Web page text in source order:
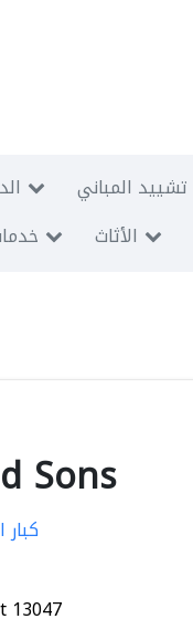
تشييد المباني
الأثاث
Sons
كبار
13047